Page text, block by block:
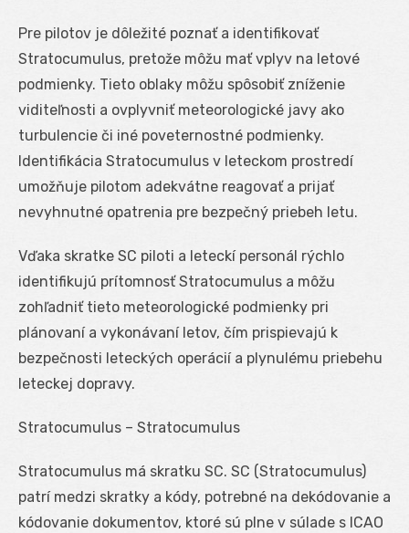
Pre pilotov je dôležité poznať a identifikovať
Stratocumulus, pretože môžu mať vplyv na letové
podmienky. Tieto oblaky môžu spôsobiť zníženie
viditeľnosti a ovplyvniť meteorologické javy ako
turbulencie či iné poveternostné podmienky.
Identifikácia Stratocumulus v leteckom prostredí
umožňuje pilotom adekvátne reagovať a prijať
nevyhnutné opatrenia pre bezpečný priebeh letu.
Vďaka skratke SC piloti a leteckí personál rýchlo
identifikujú prítomnosť Stratocumulus a môžu
zohľadniť tieto meteorologické podmienky pri
plánovaní a vykonávaní letov, čím prispievajú k
bezpečnosti leteckých operácií a plynulému priebehu
leteckej dopravy.
Stratocumulus – Stratocumulus
Stratocumulus má skratku SC. SC (Stratocumulus)
patrí medzi skratky a kódy, potrebné na dekódovanie a
kódovanie dokumentov, ktoré sú plne v súlade s ICAO